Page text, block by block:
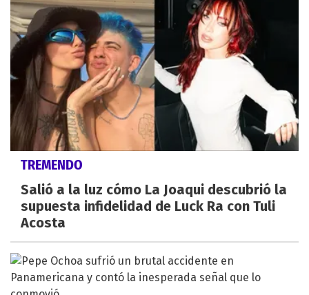
TREMENDO
Salió a la luz cómo La Joaqui descubrió la
supuesta infidelidad de Luck Ra con Tuli
Acosta